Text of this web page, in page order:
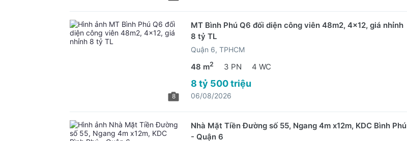
8
MT Bình Phú Q6 đối diện công viên 48m2, 4x12, giá nhỉnh
8 tỷ TL
Quận 6, TPHCM
48 m2 3 PN 4 WC
8 tỷ 500 triệu
06/08/2026
Nhà Mặt Tiền Đường số 55, Ngang 4m x12m, KDC Bình Phú
- Quận 6